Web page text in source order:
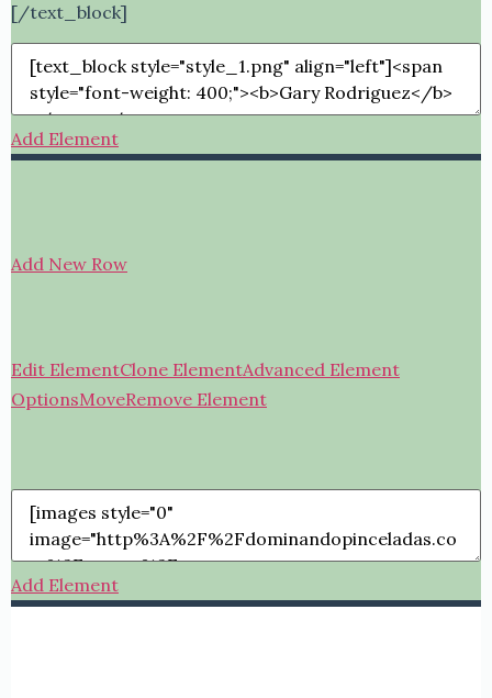
[/text_block]
Add Element
Add New Row
Edit ElementClone ElementAdvanced Element
OptionsMoveRemove Element
Add Element